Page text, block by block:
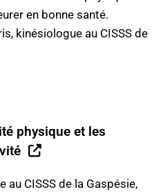
en bonne santé.
kinésiologue au CISSS de
physique et les
CISSS de la Gaspésie,